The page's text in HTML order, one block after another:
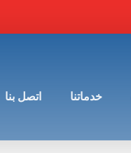
خدماتنا اتصل بنا